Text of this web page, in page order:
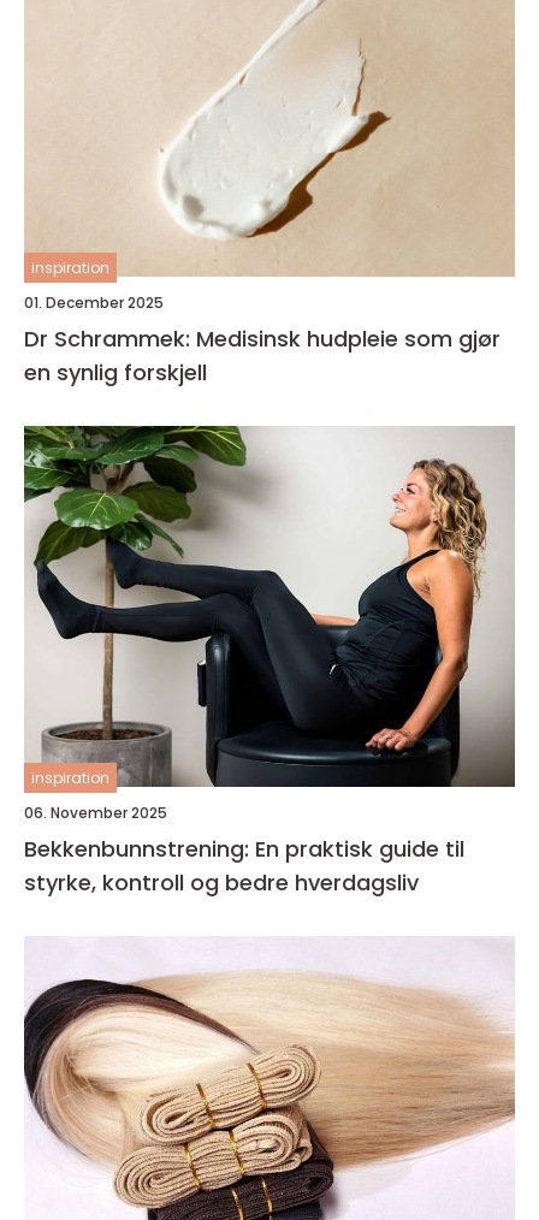
inspiration
01. December 2025
Dr Schrammek: Medisinsk hudpleie som gjør
en synlig forskjell
inspiration
06. November 2025
Bekkenbunnstrening: En praktisk guide til
styrke, kontroll og bedre hverdagsliv